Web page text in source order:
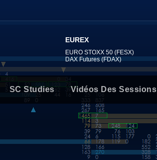
EUREX
EURO STOXX 50 (FESX)
DAX Futures (FDAX)
SC Studies Vidéos Des Sessions